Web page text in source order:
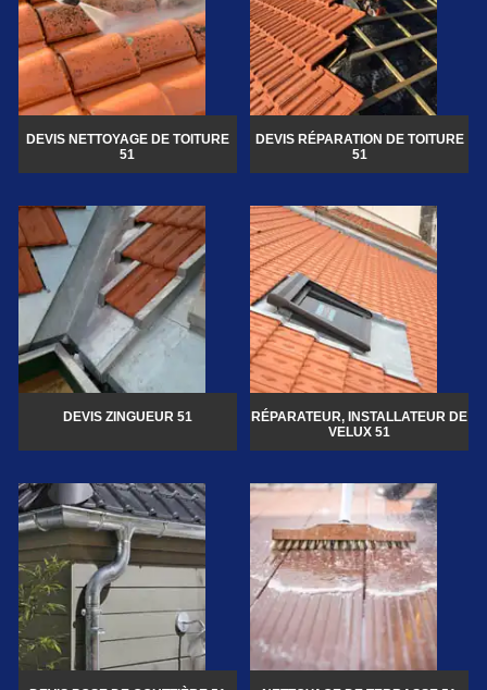
DEVIS NETTOYAGE DE TOITURE
51
DEVIS RÉPARATION DE TOITURE
51
DEVIS ZINGUEUR 51
RÉPARATEUR, INSTALLATEUR DE
VELUX 51